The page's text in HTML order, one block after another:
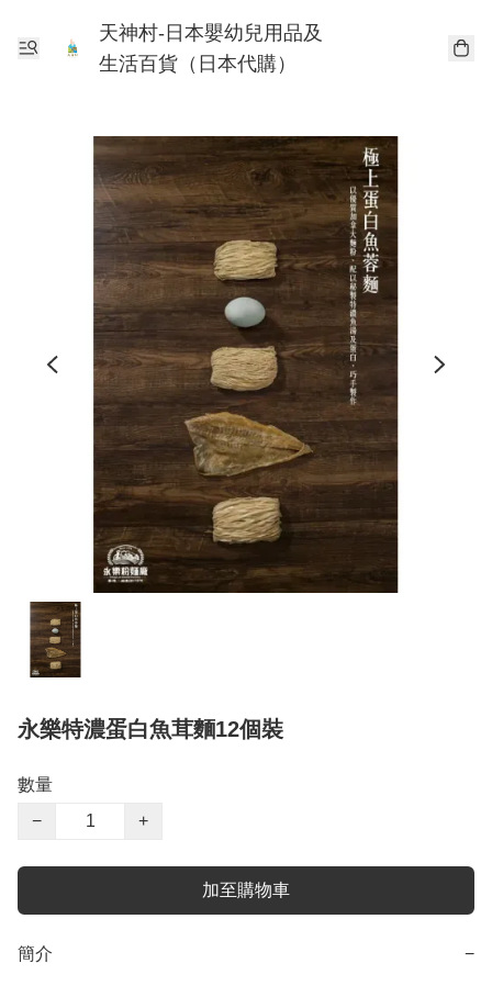
天神村-日本嬰幼兒用品及
生活百貨（日本代購）
永樂特濃蛋白魚茸麵12個裝
數量
−
+
加至購物車
簡介 −